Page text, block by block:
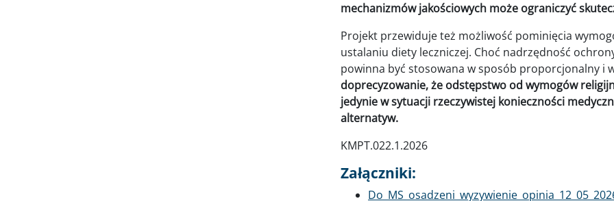
mechanizmów jakościowych może ograniczyć
Projekt przewiduje też możliwość pominięcia
ustalaniu diety leczniczej. Choć nadrzędność
powinna być stosowana w sposób proporcjonalny i
doprecyzowanie, że odstępstwo od wymogów
jedynie w sytuacji rzeczywistej konieczności
alternatyw.
KMPT.022.1.2026
Załączniki:
Dokument